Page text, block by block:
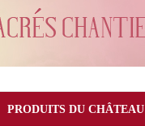
PRODUITS DU CHÂTEAU